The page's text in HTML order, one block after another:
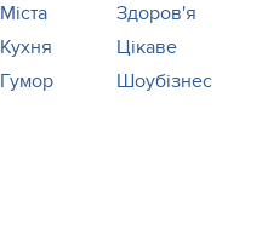
Міста
Здоров'я
Кухня
Цікаве
Гумор
Шоубізнес